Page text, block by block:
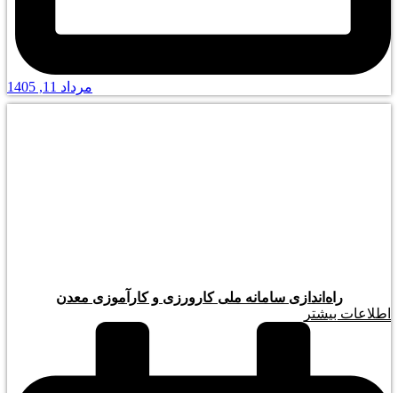
مرداد 11, 1405
راه‌اندازی سامانه ملی کارورزی و کارآموزی معدن
اطلاعات بیشتر